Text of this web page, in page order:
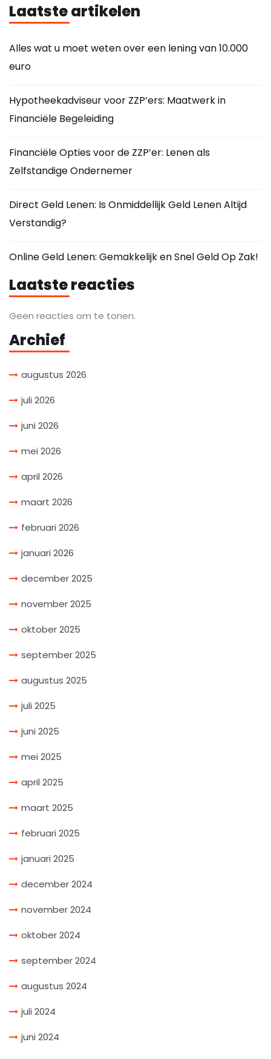
Laatste artikelen
Alles wat u moet weten over een lening van 10.000
euro
Hypotheekadviseur voor ZZP’ers: Maatwerk in
Financiële Begeleiding
Financiële Opties voor de ZZP’er: Lenen als
Zelfstandige Ondernemer
Direct Geld Lenen: Is Onmiddellijk Geld Lenen Altijd
Verstandig?
Online Geld Lenen: Gemakkelijk en Snel Geld Op Zak!
Laatste reacties
Geen reacties om te tonen.
Archief
augustus 2026
juli 2026
juni 2026
mei 2026
april 2026
maart 2026
februari 2026
januari 2026
december 2025
november 2025
oktober 2025
september 2025
augustus 2025
juli 2025
juni 2025
mei 2025
april 2025
maart 2025
februari 2025
januari 2025
december 2024
november 2024
oktober 2024
september 2024
augustus 2024
juli 2024
juni 2024